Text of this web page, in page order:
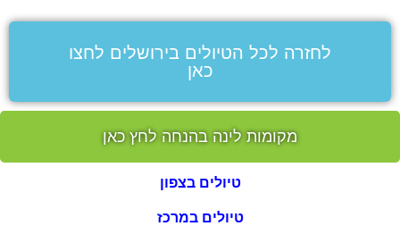
לחזרה לכל הטיולים בירושלים לחצו
כאן
מקומות לינה בהנחה לחץ כאן
טיולים בצפון
טיולים במרכז